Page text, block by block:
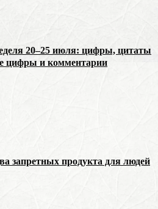
20–25 июля: цифры, цитаты
цифры и комментарии
запретных продукта для людей